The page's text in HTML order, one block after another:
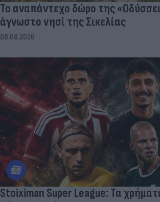
To αναπάντεχο δώρο της
άγνωστο νησί της Σικελίας
08.08.2026
Stoiximan Super League: Τα